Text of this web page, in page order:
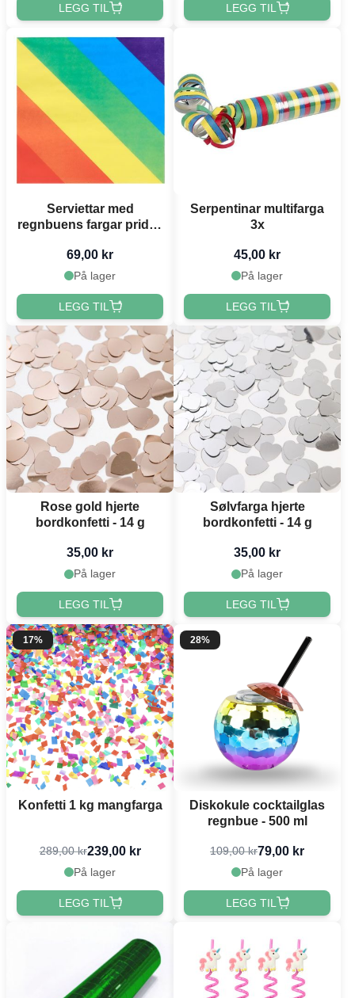
LEGG TIL LEGG TIL
Serviettar med
regnbuens fargar pride -
69,00 kr
På lager
LEGG TIL
Serpentinar multifarga
3x
45,00 kr
På lager
LEGG TIL
Rose gold hjerte
bordkonfetti - 14 g
35,00 kr
På lager
LEGG TIL
Sølvfarga hjerte
bordkonfetti - 14 g
35,00 kr
På lager
LEGG TIL
17%
Konfetti 1 kg mangfarga
289,00 kr239,00 kr
På lager
LEGG TIL
28%
Diskokule cocktailglas
regnbue - 500 ml
109,00 kr79,00 kr
På lager
LEGG TIL